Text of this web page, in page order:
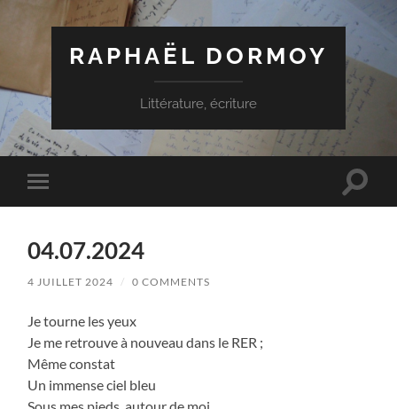
RAPHAËL DORMOY
Littérature, écriture
Toggle
mobile
Toggle
04.07.2024
4 JUILLET 2024 / 0 COMMENTS
Je tourne les yeux
Je me retrouve à nouveau dans le RER ;
Même constat
Un immense ciel bleu
Sous mes pieds, autour de moi.